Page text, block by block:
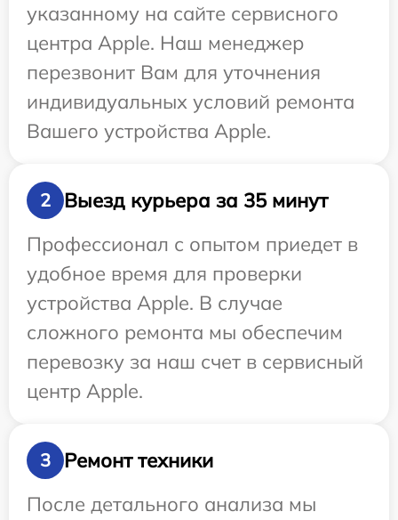
указанному на сайте сервисного
центра Apple. Наш менеджер
перезвонит Вам для уточнения
индивидуальных условий ремонта
Вашего устройства Apple.
2
Выезд курьера за 35 минут
Профессионал с опытом приедет в
удобное время для проверки
устройства Apple. В случае
сложного ремонта мы обеспечим
перевозку за наш счет в сервисный
центр Apple.
3
Ремонт техники
После детального анализа мы